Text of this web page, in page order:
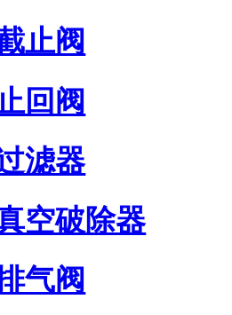
止阀
回阀
滤器
空破除器
气阀